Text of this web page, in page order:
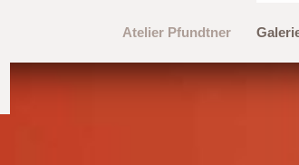
Atelier Pfundtner